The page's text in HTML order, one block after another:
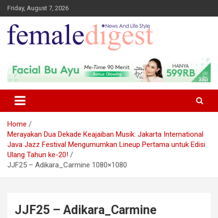
Friday, August 7, 2026
Female Digest
Home
Merayakan Dua Dekade Keajaiban Musik: Jakarta International
Java Jazz Festival Mengumumkan Lineup Pertama untuk Edisi
Ulang Tahun ke-20!
JJF25 – Adikara_Carmine 1080×1080
JJF25 – Adikara_Carmine